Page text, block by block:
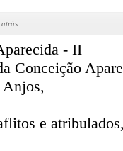
atrás
- II
Conceição
Anjos,
e